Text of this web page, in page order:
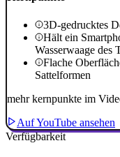
3D-gedrucktes
Hält ein
Wasserwaage des
Flache
Sattelformen
mehr kernpunkte im
Auf YouTube ansehen
Verfügbarkeit